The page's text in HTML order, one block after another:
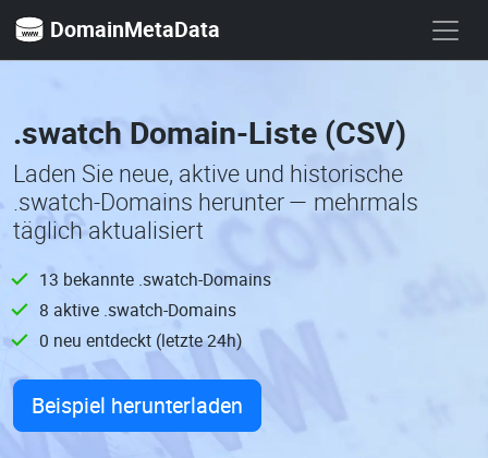
DomainMetaData
.swatch Domain-Liste (CSV)
Laden Sie neue, aktive und historische
.swatch-Domains herunter — mehrmals
täglich aktualisiert
13 bekannte .swatch-Domains
8 aktive .swatch-Domains
0 neu entdeckt (letzte 24h)
Beispiel herunterladen